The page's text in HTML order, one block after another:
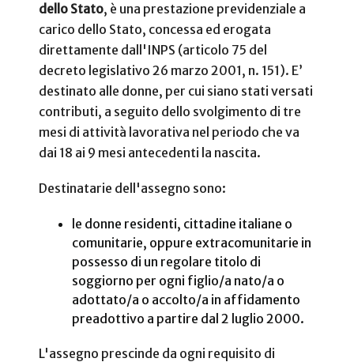
dello Stato, è una prestazione previdenziale a
carico dello Stato, concessa ed erogata
direttamente dall'INPS (articolo 75 del
decreto legislativo 26 marzo 2001, n. 151). E’
destinato alle donne, per cui siano stati versati
contributi, a seguito dello svolgimento di tre
mesi di attività lavorativa nel periodo che va
dai 18 ai 9 mesi antecedenti la nascita.
Destinatarie dell'assegno sono:
le donne residenti, cittadine italiane o
comunitarie, oppure extracomunitarie in
possesso di un regolare titolo di
soggiorno per ogni figlio/a nato/a o
adottato/a o accolto/a in affidamento
preadottivo a partire dal 2 luglio 2000.
L'assegno prescinde da ogni requisito di